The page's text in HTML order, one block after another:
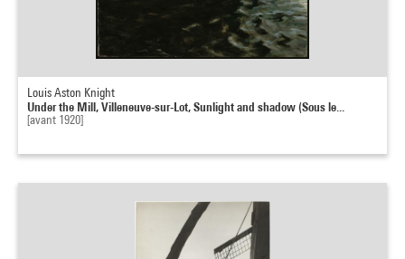
Louis Aston Knight
Under the Mill, Villeneuve-sur-Lot, Sunlight and shadow (Sous le...
[avant 1920]